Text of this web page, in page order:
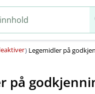
) Legemidler på
på